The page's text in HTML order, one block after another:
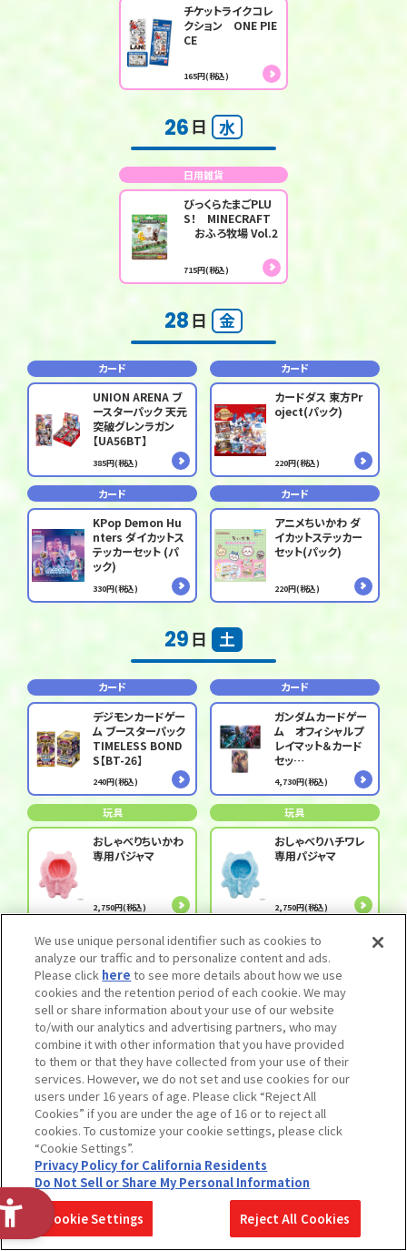
チケットライクコレ
クション ONE PIE
CE
165円(税込)
26日 水
日用雑貨
びっくらたまごPLU
S！ MINECRAFT
おふろ牧場 Vol.2
715円(税込)
28日 金
カード
UNION ARENA ブ
ースターパック 天元
突破グレンラガン
【UA56BT】
385円(税込)
カード
カードダス 東方Pr
oject(パック)
220円(税込)
カード
KPop Demon Hu
nters ダイカットス
テッカーセット (パ
ック)
330円(税込)
カード
アニメちいかわ ダ
イカットステッカー
セット(パック)
220円(税込)
29日 土
カード
デジモンカードゲー
ム ブースターパック
TIMELESS BOND
S【BT-26】
240円(税込)
カード
ガンダムカードゲー
ム オフィシャルプ
レイマット＆カード
セッ…
4,730円(税込)
玩具
おしゃべりちいかわ
専用パジャマ
2,750円(税込)
玩具
おしゃべりハチワレ
専用パジャマ
2,750円(税込)
玩具
おしゃべりうさぎ専
用パジャマ
2,750円(税込)
玩具
DX角獣ヒカク
4,950円(税込)
玩具
DXレジェンドライ
ダーエグズ ゼッツ
＆1号セット
1,540円(税込)
玩具
DX角獣サイカク
玩具
だだんだん！もぐり
ん！バイキンじょうが
作れる！ばいきんま
We use unique personal identifier such as cookies to
analyze our traffic and to personalize content and ads.
Please click here to see more details about how we use
cookies and the retention period of each cookie. We may
sell or share information about your use of our website
to/with our analytics and advertising partners, who may
combine it with other information that you have provided
to them or that they have collected from your use of their
services. However, we do not set and use cookies for our
users under 16 years of age. Please click “Reject All
Cookies” if you are under the age of 16 or to reject all
cookies. To customize your cookie settings, please click
“Cookie Settings”.
Privacy Policy for California Residents
Do Not Sell or Share My Personal Information
Cookie Settings Reject All Cookies